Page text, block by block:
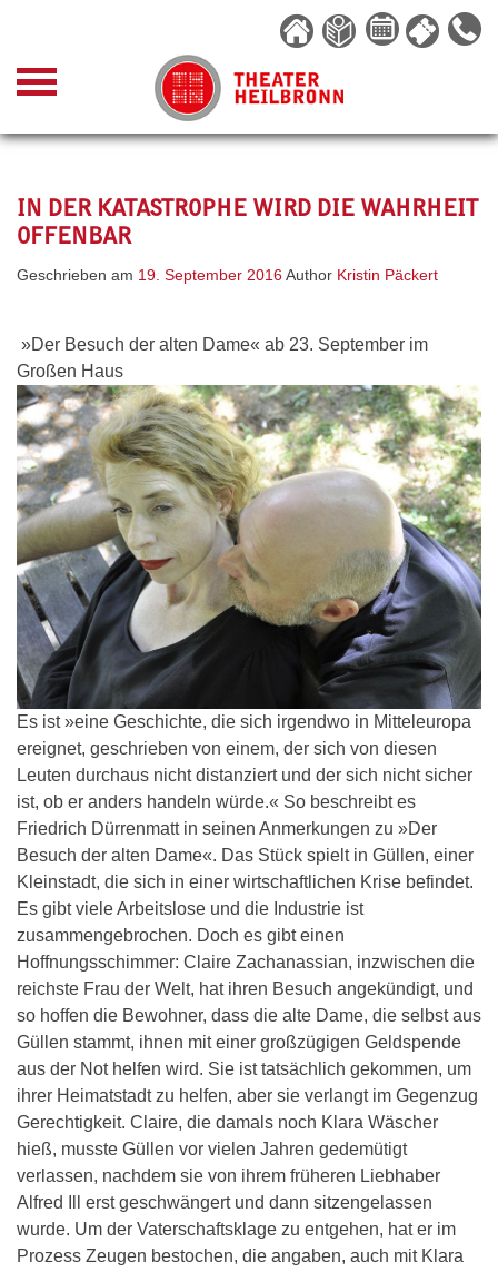
content
IN DER KATASTROPHE WIRD DIE WAHRHEIT
OFFENBAR
Geschrieben am 19. September 2016Author Kristin Päckert
»Der Besuch der alten Dame« ab 23. September im
Großen Haus
Es ist »eine Geschichte, die sich irgendwo in Mitteleuropa
ereignet, geschrieben von einem, der sich von diesen
Leuten durchaus nicht distanziert und der sich nicht sicher
ist, ob er anders handeln würde.« So beschreibt es
Friedrich Dürrenmatt in seinen Anmerkungen zu »Der
Besuch der alten Dame«. Das Stück spielt in Güllen, einer
Kleinstadt, die sich in einer wirtschaftlichen Krise befindet.
Es gibt viele Arbeitslose und die Industrie ist
zusammengebrochen. Doch es gibt einen
Hoffnungsschimmer: Claire Zachanassian, inzwischen die
reichste Frau der Welt, hat ihren Besuch angekündigt, und
so hoffen die Bewohner, dass die alte Dame, die selbst aus
Güllen stammt, ihnen mit einer großzügigen Geldspende
aus der Not helfen wird. Sie ist tatsächlich gekommen, um
ihrer Heimatstadt zu helfen, aber sie verlangt im Gegenzug
Gerechtigkeit. Claire, die damals noch Klara Wäscher
hieß, musste Güllen vor vielen Jahren gedemütigt
verlassen, nachdem sie von ihrem früheren Liebhaber
Alfred Ill erst geschwängert und dann sitzengelassen
wurde. Um der Vaterschaftsklage zu entgehen, hat er im
Prozess Zeugen bestochen, die angaben, auch mit Klara